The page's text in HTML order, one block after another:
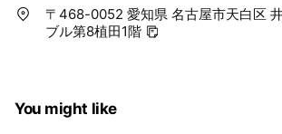
〒468-0052 愛知県 名古屋市天白区
ブル第8植田1階
You might like